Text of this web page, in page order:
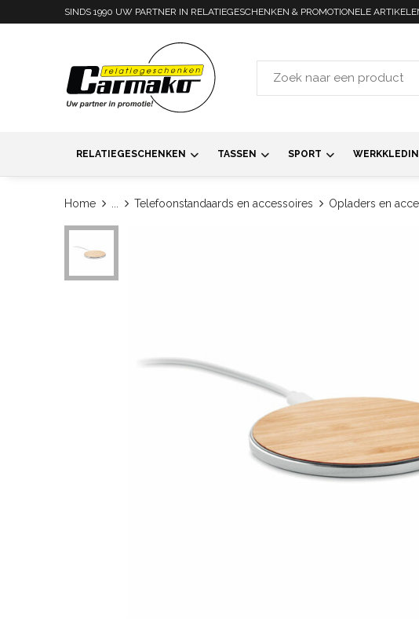
SINDS 1990 UW PARTNER IN RELATIEGESCHENKEN & PROMOTIONELE
RELATIEGESCHENKEN TASSEN SPORT
Home Telefoonstandaards en accessoires Opladers en